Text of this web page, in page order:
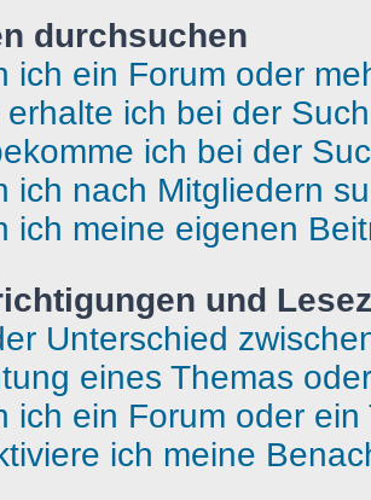
durchsuchen
ich ein Forum oder
erhalte ich bei der
ich bei der
ich nach Mitgliedern
ich meine eigenen
und
Unterschied
eines Themas
ich ein Forum oder
ich meine